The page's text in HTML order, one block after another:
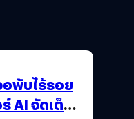
อพับไร้รอย
AI จัดเต็ม